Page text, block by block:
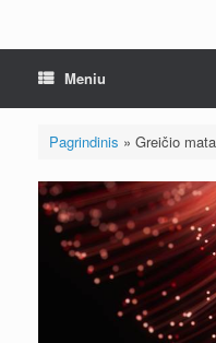
Meniu
Pagrindinis » Greičio